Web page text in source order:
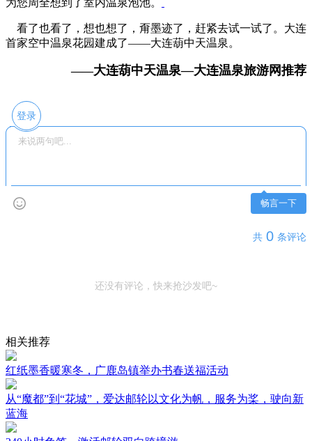
看了也看了，想也想了，甭墨迹了，赶紧去试一试了。大连
首家空中温泉花园建成了——大连葫中天温泉。
——大连葫中天温泉—大连温泉旅游网推荐
登录
畅言一下
共 0 条评论
还没有评论，快来抢沙发吧~
相关推荐
红纸墨香暖寒冬，广鹿岛镇举办书春送福活动
从“魔都”到“花城”，爱达邮轮以文化为帆，服务为桨，驶向新
蓝海